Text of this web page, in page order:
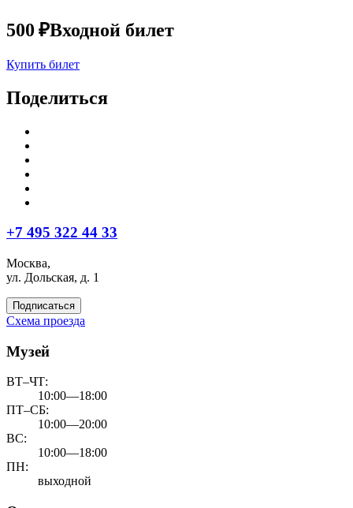
500 ₽Входной билет
Купить билет
Поделиться
+7 495 322 44 33
Москва,
ул. Дольская, д. 1
Подписаться
Схема проезда
Музей
ВТ–ЧТ:
10:00—18:00
ПТ–СБ:
10:00—20:00
ВС:
10:00—18:00
ПН:
выходной